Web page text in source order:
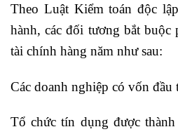
Theo Luật Kiểm toán độc
hành, các đối tương bắt buộc
tài chính hàng năm như sau:
Các doanh nghiệp có vốn
Tổ chức tín dụng được